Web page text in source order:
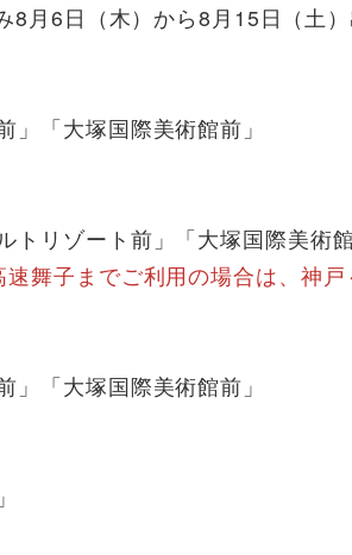
日（木）から8月15日（土）
「大塚国際美術館前」
ゾート前」「大塚国際美術館
舞子までご利用の場合は、神戸
「大塚国際美術館前」